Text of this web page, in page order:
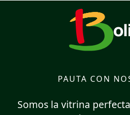
PAUTA CON
Somos la vitrina